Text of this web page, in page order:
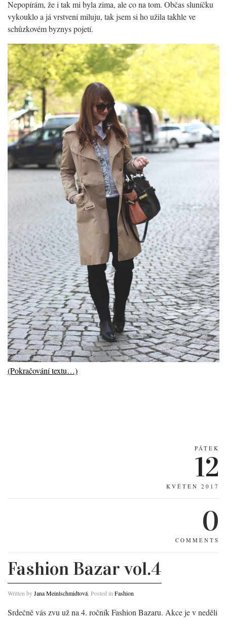
Nepopírám, že i tak mi byla zima, ale co na tom. Občas sluníčku
vykouklo a já vrstvení miluju, tak jsem si ho užila takhle ve
schůzkovém byznys pojetí.
(Pokračování textu…)
PÁTEK
12
KVĚTEN 2017
0
COMMENTS
Fashion Bazar vol.4
Written byJana Meinlschmidtová , Posted in Fashion
Srdečně vás zvu už na 4. ročník Fashion Bazaru. Akce je v neděli